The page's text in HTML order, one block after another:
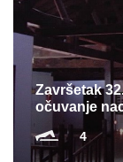
Završetak
očuvanje
4